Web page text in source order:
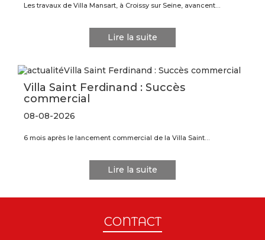
Les travaux de Villa Mansart, à Croissy sur Seine, avancent…
Lire la suite
Villa Saint Ferdinand : Succès
commercial
08-08-2026
6 mois après le lancement commercial de la Villa Saint…
Lire la suite
CONTACT